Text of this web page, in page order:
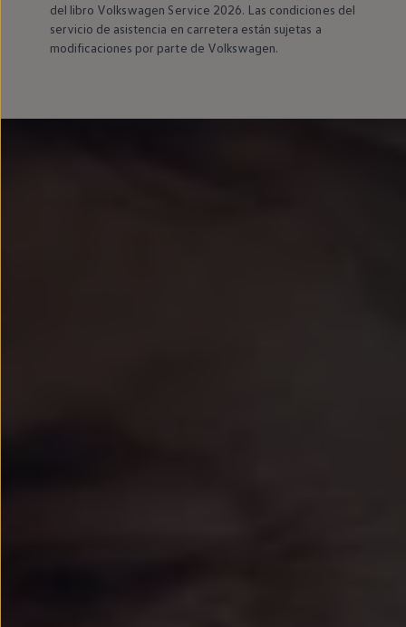
del libro Volkswagen Service 2026. Las condiciones del
servicio de asistencia en carretera están sujetas a
modificaciones por parte de Volkswagen.